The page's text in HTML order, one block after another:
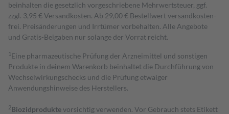
beinhalten die gesetzlich vorgeschriebene Mehrwertsteuer, ggf.
zzgl. 3,95 € Versandkosten. Ab 29,00 € Bestell­wert versand­kosten­
frei. Preisänderungen und Irrtümer vorbehalten. Alle Angebote
und Gratis-Beigaben nur solange der Vorrat reicht.
1 Eine pharmazeutische Prüfung der Arzneimittel und sonstigen
Produkte in deinem Warenkorb beinhaltet die Durchführung von
Wechselwirkungschecks und die Prüfung etwaiger
Anwendungshinweise des Herstellers.
2Biozidproduktevorsichtig verwenden. Vor Gebrauch stets Etikett